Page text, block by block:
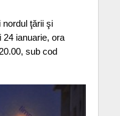
nordul ţării şi
24 ianuarie, ora
sub cod